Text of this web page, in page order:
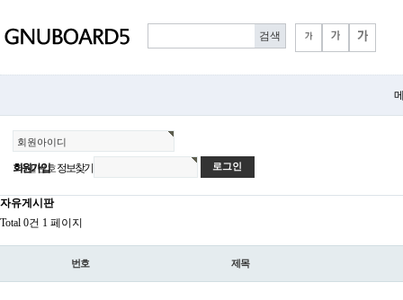
회원아이디
비밀번호
회원가입 정보찾기
자유게시판
Total 0건 1 페이지
번호 제목